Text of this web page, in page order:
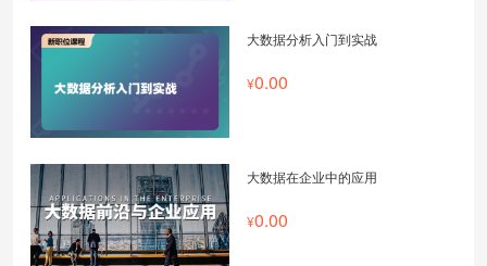
大数据分析入门到实战
0.00
大数据在企业中的应用
0.00